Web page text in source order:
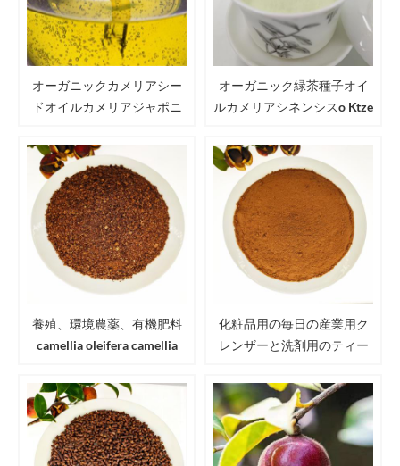
オーガニックカメリアシー
ドオイルカメリアジャポニ
ル
オーガニック緑茶種子オイ
ルカメリアシネンシスo Ktze
養殖、環境農薬、有機肥料
camellia oleifera camellia
ール/カメリアシードミール
化粧品用の毎日の産業用ク
レンザーと洗剤用のティー